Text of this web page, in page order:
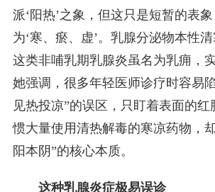
派‘阳热’之象，但这只是短暂的表
为‘寒、瘀、虚’。乳腺分泌物本性
这类非哺乳期乳腺炎虽名为乳痈，
她强调，很多年轻医师诊疗时容易
见热投凉”的误区，只盯着表面的红
惯大量使用清热解毒的寒凉药物，
阳本阴”的核心本质。
这种乳腺炎症极易误诊